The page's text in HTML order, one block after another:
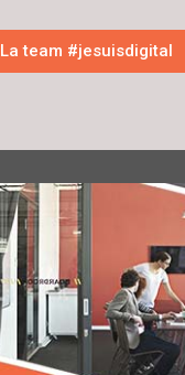
La team #jesuisdigital